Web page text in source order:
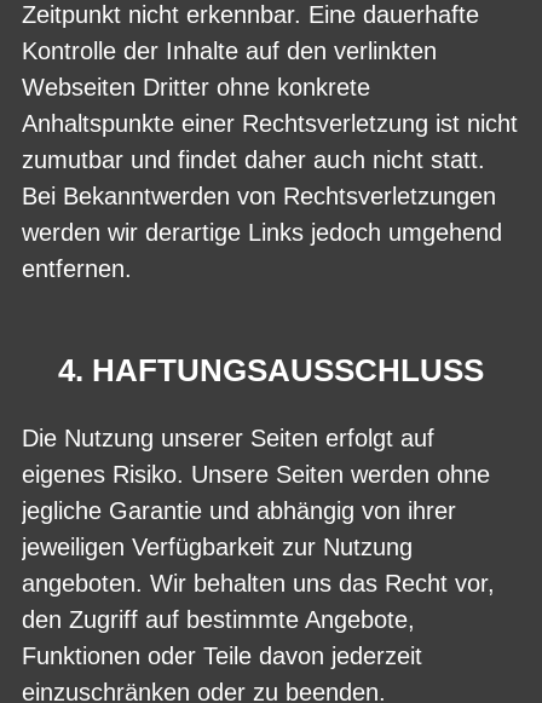
Zeitpunkt nicht erkennbar. Eine dauerhafte
Kontrolle der Inhalte auf den verlinkten
Webseiten Dritter ohne konkrete
Anhaltspunkte einer Rechtsverletzung ist nicht
zumutbar und findet daher auch nicht statt.
Bei Bekanntwerden von Rechtsverletzungen
werden wir derartige Links jedoch umgehend
entfernen.
4. HAFTUNGSAUSSCHLUSS
Die Nutzung unserer Seiten erfolgt auf
eigenes Risiko. Unsere Seiten werden ohne
jegliche Garantie und abhängig von ihrer
jeweiligen Verfügbarkeit zur Nutzung
angeboten. Wir behalten uns das Recht vor,
den Zugriff auf bestimmte Angebote,
Funktionen oder Teile davon jederzeit
einzuschränken oder zu beenden.